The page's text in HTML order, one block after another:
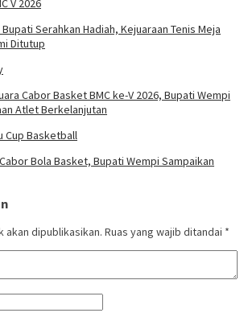
Serahkan Hadiah, Kejuaraan Tenis Meja
Ditutup
Cabor Basket BMC ke-V 2026, Bupati Wempi
Atlet Berkelanjutan
Bola Basket, Bupati Wempi Sampaikan
akan dipublikasikan. Ruas yang wajib ditandai *